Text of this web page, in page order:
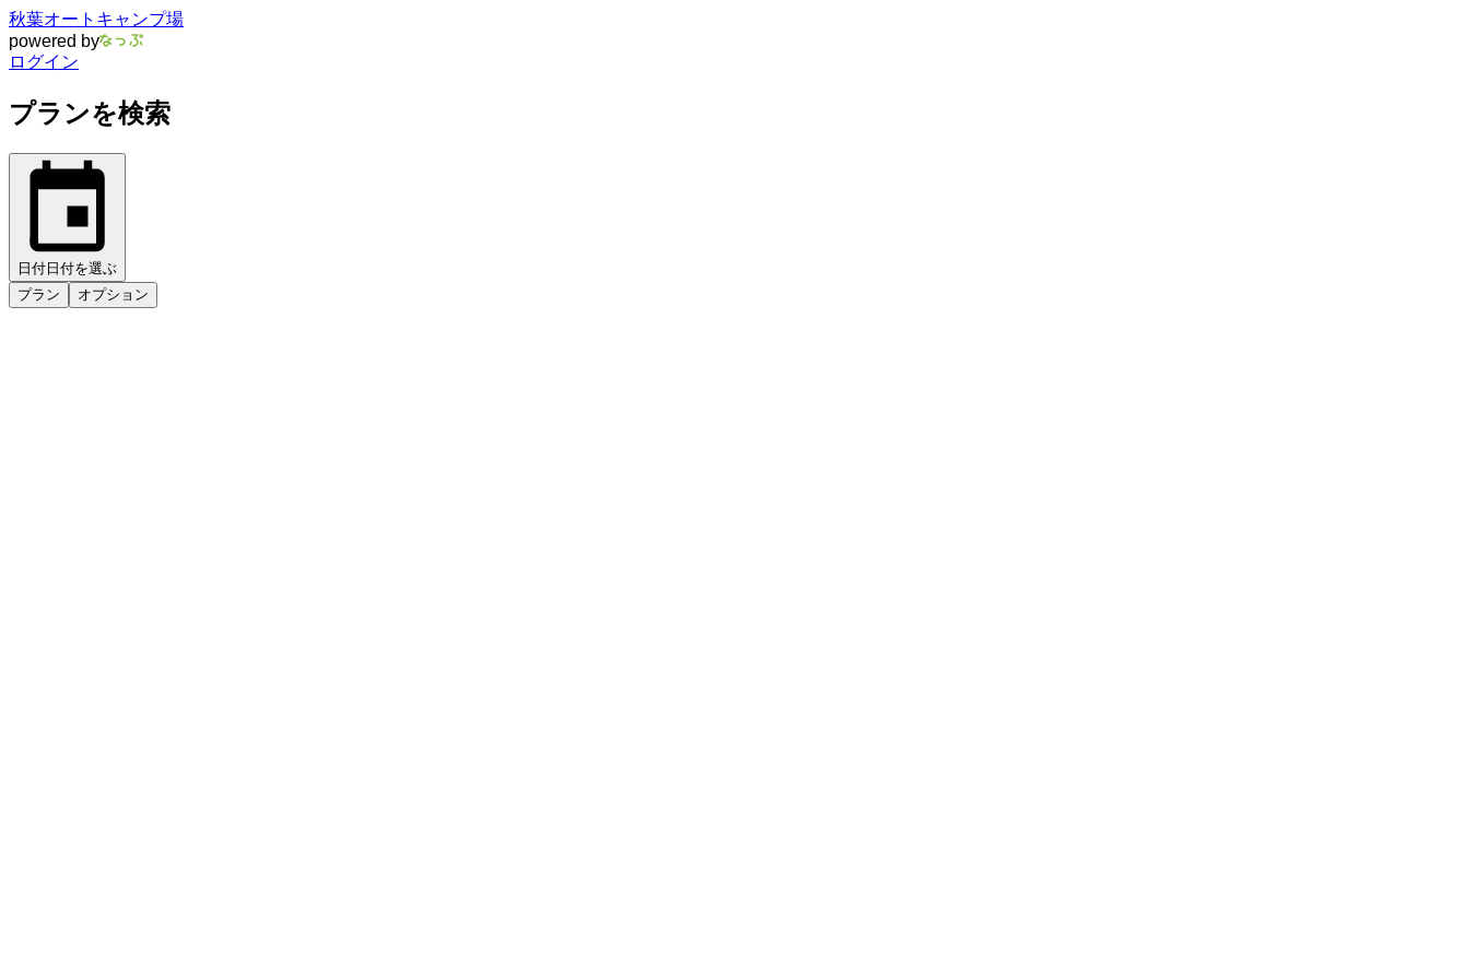
秋葉オートキャンプ場
powered by
ログイン
プランを検索
日付 日付を選ぶ
プラン
オプション